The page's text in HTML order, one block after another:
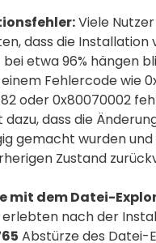
Viele Nutzer
dass die Installation
bei etwa 96% hängen
Fehlercode wie
oder 0x80070002
dass die
gemacht wurden und
Zustand
mit dem Datei-
erlebten nach der
Abstürze des Datei-